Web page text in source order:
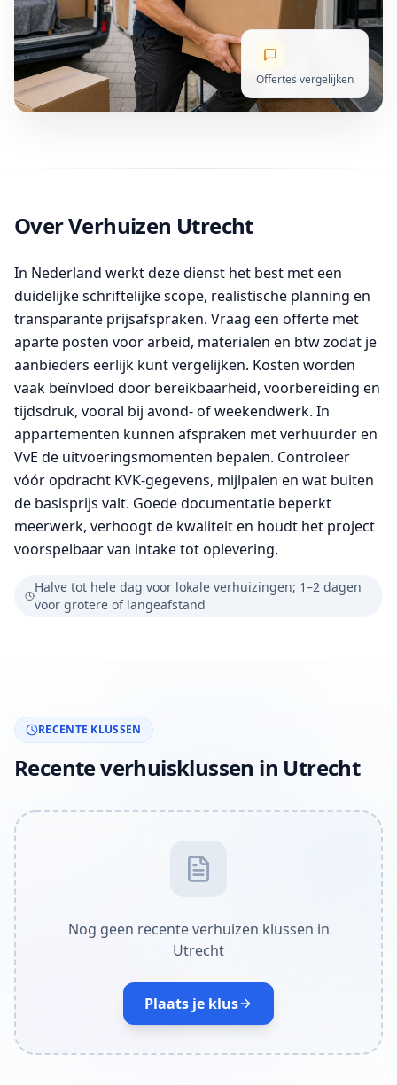
Offertes vergelijken
Over Verhuizen Utrecht
In Nederland werkt deze dienst het best met een
duidelijke schriftelijke scope, realistische planning en
transparante prijsafspraken. Vraag een offerte met
aparte posten voor arbeid, materialen en btw zodat je
aanbieders eerlijk kunt vergelijken. Kosten worden
vaak beïnvloed door bereikbaarheid, voorbereiding en
tijdsdruk, vooral bij avond- of weekendwerk. In
appartementen kunnen afspraken met verhuurder en
VvE de uitvoeringsmomenten bepalen. Controleer
vóór opdracht KVK-gegevens, mijlpalen en wat buiten
de basisprijs valt. Goede documentatie beperkt
meerwerk, verhoogt de kwaliteit en houdt het project
voorspelbaar van intake tot oplevering.
Halve tot hele dag voor lokale verhuizingen; 1–2 dagen
voor grotere of langeafstand
RECENTE KLUSSEN
Recente verhuisklussen in Utrecht
Nog geen recente verhuizen klussen in
Utrecht
Plaats je klus